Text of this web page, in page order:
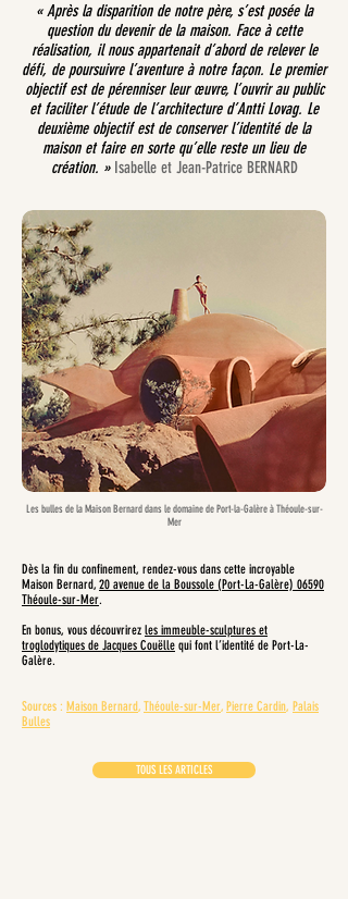
« Après la disparition de notre père, s’est posée la
question du devenir de la maison. Face à cette
réalisation, il nous appartenait d’abord de relever le
défi, de poursuivre l’aventure à notre façon. Le premier
objectif est de pérenniser leur œuvre, l’ouvrir au public
et faciliter l’étude de l’architecture d’Antti Lovag. Le
deuxième objectif est de conserver l’identité de la
maison et faire en sorte qu’elle reste un lieu de
création. » Isabelle et Jean-Patrice BERNARD
Les bulles de la Maison Bernard dans le domaine de Port-la-Galère à Théoule-sur-
Mer
Dès la fin du confinement, rendez-vous dans cette incroyable
Maison Bernard, 20 avenue de la Boussole (Port-La-Galère) 06590
Théoule-sur-Mer.
En bonus, vous découvrirez les immeuble-sculptures et
troglodytiques de Jacques Couëlle qui font l’identité de Port-La-
Galère.
Sources : Maison Bernard, Théoule-sur-Mer, Pierre Cardin, Palais
Bulles
TOUS LES ARTICLES